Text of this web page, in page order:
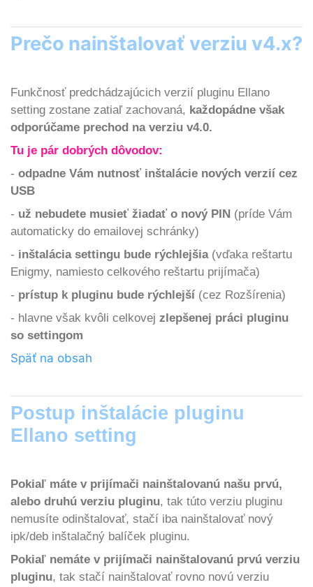
Prečo nainštalovať verziu v4.x?
Funkčnosť predchádzajúcich verzií pluginu Ellano
setting zostane zatiaľ zachovaná, každopádne však
odporúčame prechod na verziu v4.0.
Tu je pár dobrých dôvodov:
- odpadne Vám nutnosť inštalácie nových verzií cez
USB
- už nebudete musieť žiadať o nový PIN (príde Vám
automaticky do emailovej schránky)
- inštalácia settingu bude rýchlejšia(vďaka reštartu
Enigmy, namiesto celkového reštartu prijímača)
- prístup k pluginu bude rýchlejší (cez Rozšírenia)
- hlavne však kvôli celkovej zlepšenej práci pluginu
so settingom
Späť na obsah
Postup inštalácie pluginu
Ellano setting
Pokiaľ máte v prijímači nainštalovanú našu prvú,
alebo druhú verziu pluginu, tak túto verziu pluginu
nemusíte odinštalovať, stačí iba nainštalovať nový
ipk/deb inštalačný balíček pluginu.
Pokiaľ nemáte v prijímači nainštalovanú prvú verziu
pluginu, tak stačí nainštalovať rovno novú verziu